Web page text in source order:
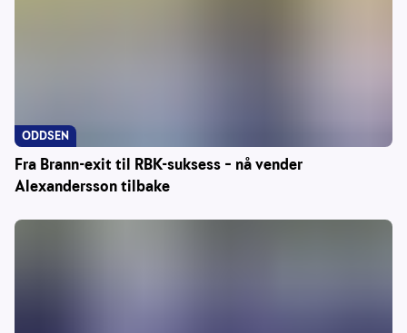
Fra Brann-exit til RBK-suksess – nå vender
Alexandersson tilbake
ODDSEN